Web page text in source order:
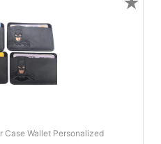
Case Wallet Personalized